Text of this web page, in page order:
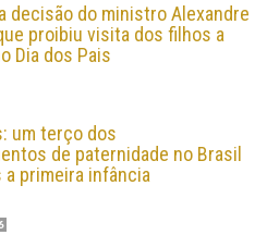
decisão do ministro Alexandre
proibiu visita dos filhos a
Dia dos Pais
um terço dos
de paternidade no Brasil
a primeira infância